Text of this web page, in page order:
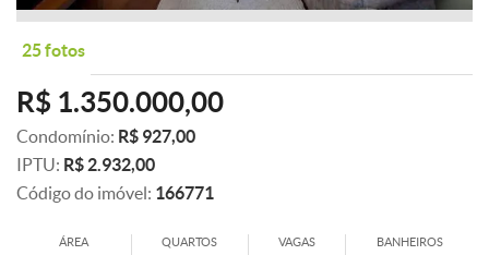
25 fotos
R$ 1.350.000,00
Condomínio: R$ 927,00
IPTU: R$ 2.932,00
Código do imóvel: 166771
ÁREA QUARTOS VAGAS BANHEIROS